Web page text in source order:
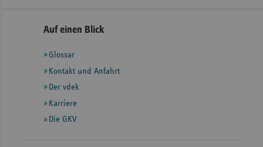
Seitennavigation
Seitenleiste
weiteren
Informationen
Auf einen Blick
Glossar
Kontakt und Anfahrt
Der vdek
Karriere
Die GKV